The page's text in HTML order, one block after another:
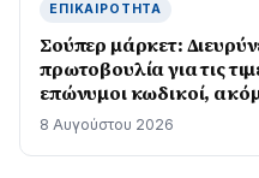
ΕΠΙΚΑΙΡΌΤΗΤΑ
Σούπερ μάρκετ:
πρωτοβουλία για τις
επώνυμοι κωδικοί,
προϊόντα ιδιωτικής
8 Αυγούστου 2026